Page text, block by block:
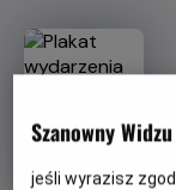
Szanowny
jeśli wyrazisz